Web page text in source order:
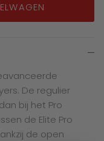
De regulier
bij het Pro
de Elite Pro
de open